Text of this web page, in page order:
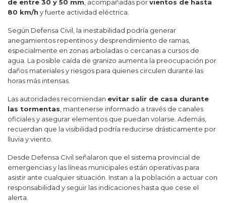
de entre 30 y 50 mm , acompañadas porvientos de hasta
80 km/h y fuerte actividad eléctrica.
Según Defensa Civil, la inestabilidad podría generar
anegamientos repentinos y desprendimiento de ramas,
especialmente en zonas arboladas o cercanas a cursos de
agua. La posible caída de granizo aumenta la preocupación por
daños materiales y riesgos para quienes circulen durante las
horas más intensas.
Las autoridades recomiendan evitar salir de casa durante
las tormentas , mantenerse informado a través de canales
oficiales y asegurar elementos que puedan volarse. Además,
recuerdan que la visibilidad podría reducirse drásticamente por
lluvia y viento.
Desde Defensa Civil señalaron que el sistema provincial de
emergencias y las líneas municipales están operativas para
asistir ante cualquier situación. Instan a la población a actuar con
responsabilidad y seguir las indicaciones hasta que cese el
alerta.